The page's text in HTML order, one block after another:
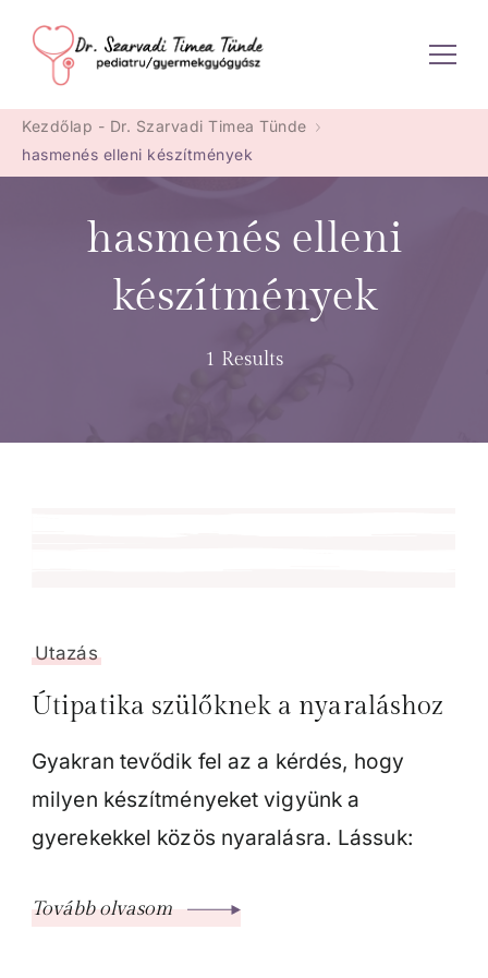
Dr. Szarvadi Timea Tünde
Kezdőlap - Dr. Szarvadi Timea Tünde
hasmenés elleni készítmények
hasmenés elleni
készítmények
1 Results
Utazás
Útipatika szülőknek a nyaraláshoz
Gyakran tevődik fel az a kérdés, hogy
milyen készítményeket vigyünk a
gyerekekkel közös nyaralásra. Lássuk:
Tovább olvasom